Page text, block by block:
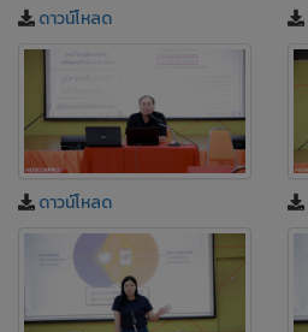
ดาวน์โหลด
ดาวน์โหลด